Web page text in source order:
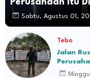
Perusahaan Itu
Sabtu, Agustus 01,
Tebo
Jalan
Ilir